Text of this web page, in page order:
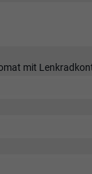
mit